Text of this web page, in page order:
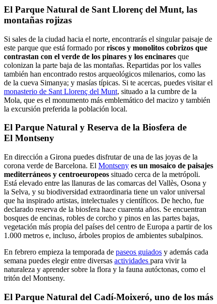
El Parque Natural de Sant Llorenç del Munt, las
montañas rojizas
Si sales de la ciudad hacia el norte, encontrarás el singular paisaje de
este parque que está formado porriscos y monolitos cobrizos que
contrastan con el verde de los pinares y los encinares que
colonizan la parte baja de las montañas. Repartidas por los valles
también han encontrado restos arqueológicos milenarios, como las
de la cueva Simanya; y masías típicas. Si te acercas, puedes visitar el
monasterio de Sant Llorenç del Munt, situado a la cumbre de la
Mola, que es el monumento más emblemático del macizo y también
la excursión preferida la población local.
El Parque Natural y Reserva de la Biosfera de
El Montseny
En dirección a Girona puedes disfrutar de una de las joyas de la
corona verde de Barcelona. El Montseny es un mosaico de paisajes
mediterráneos y centroeuropeos situado cerca de la metrópoli.
Está elevado entre las llanuras de las comarcas del Vallès, Osona y
la Selva, y su biodiversidad extraordinaria tiene un valor universal
que ha inspirado artistas, intelectuales y científicos. De hecho, fue
declarado reserva de la biosfera hace cuarenta años. Se encuentran
bosques de encinas, robles de corcho y pinos en las partes bajas,
vegetación más propia del países del centro de Europa a partir de los
1.000 metros e, incluso, árboles propios de ambientes subalpinos.
En febrero empieza la temporada de paseos guiados y además cada
semana puedes elegir entre diversas actividades para vivir la
naturaleza y aprender sobre la flora y la fauna autóctonas, como el
tritón del Montseny.
El Parque Natural del Cadí-Moixeró, uno de los más